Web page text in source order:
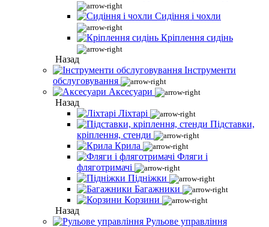
Сидіння і чохли
Кріплення сидінь
Назад
Інструменти
обслуговування
Аксесуари
Назад
Ліхтарі
Підставки,
кріплення, стенди
Крила
Фляги і
фляготримачі
Підніжки
Багажники
Корзини
Назад
Рульове управління